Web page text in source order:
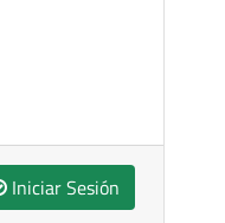
Iniciar Sesión